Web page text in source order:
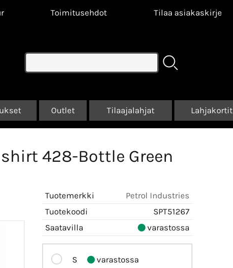
Toimitusehdot Tilaa asiakaskirje
Outlet Tilaajalahjat Lahjakortit
428-Bottle Green
Tuotemerkki
Petrol Industries
Tuotekoodi
SPT51267
Saatavilla
varastossa
S varastossa